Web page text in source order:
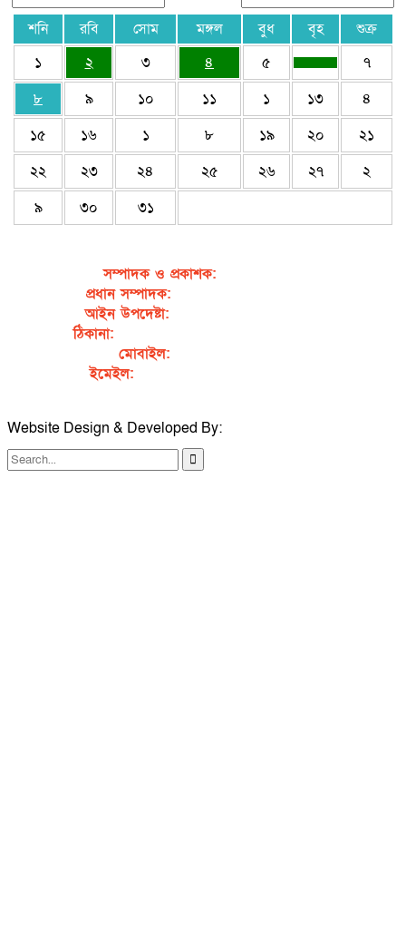
শনি রবি সোম মঙ্গল বুধ বৃহ
শুক্র
১
২ ৩ ৪ ৫
৭
৮
৯ ১০ ১১ ১ ১৩
৪
১৫
১৬ ১ ৮ ১৯ ২০
২১
২২
২৩ ২৪ ২৫ ২৬ ২৭
২
৯
৩০ ৩১
সম্পাদক ও প্রকাশক:জেবুন্নেছা জেসি
প্রধান সম্পাদক:
আইন উপদেষ্টা:এডভোকেট নাসরিন আক্তার
ঠিকানা:গর্জনখোলা, চকবাজার, কুমিল্লা – ৩৫০০
মোবাইল:
ইমেইল:sahabibcomilla@gmail.com
Website Design & Developed By: